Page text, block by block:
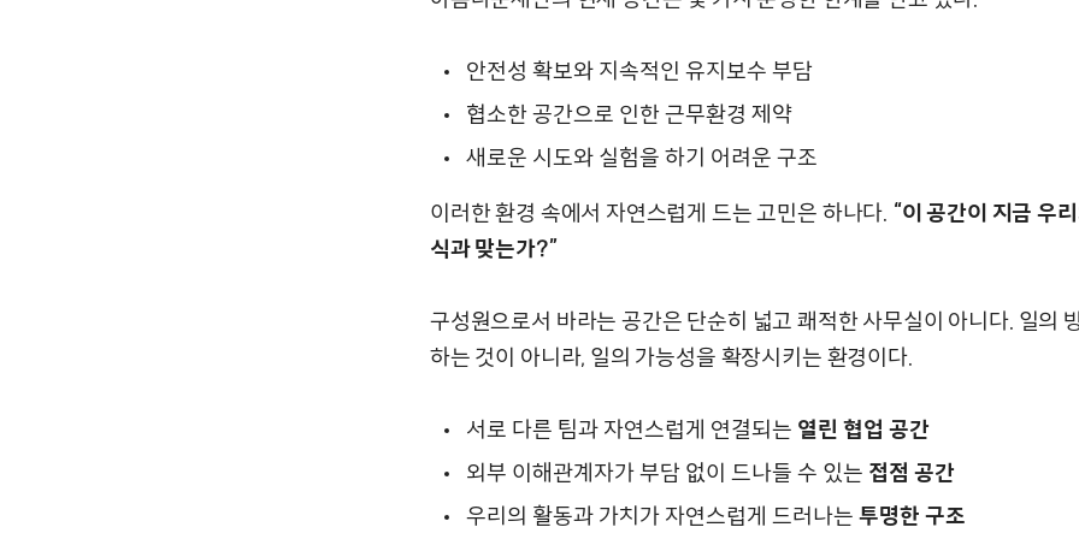
안전성 확보와 지속적인 유지보수 부담
협소한 공간으로 인한 근무환경 제약
새로운 시도와 실험을 하기 어려운 구조
이러한 환경 속에서 자연스럽게 드는 고민은 하나다. “이 공간이 지금 우
식과 맞는가?”
구성원으로서 바라는 공간은 단순히 넓고 쾌적한 사무실이 아니다. 일의
하는 것이 아니라, 일의 가능성을 확장시키는 환경이다.
서로 다른 팀과 자연스럽게 연결되는 열린 협업 공간
외부 이해관계자가 부담 없이 드나들 수 있는 접점 공간
우리의 활동과 가치가 자연스럽게 드러나는 투명한 구조